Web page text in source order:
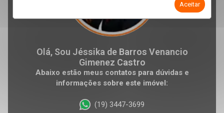
Aceitar
Olá, Sou Jéssika de Barros Venancio
Gimenez Castro
Abaixo estão meus contatos para dúvidas e
informações sobre este imóvel:
(19) 3447-3699